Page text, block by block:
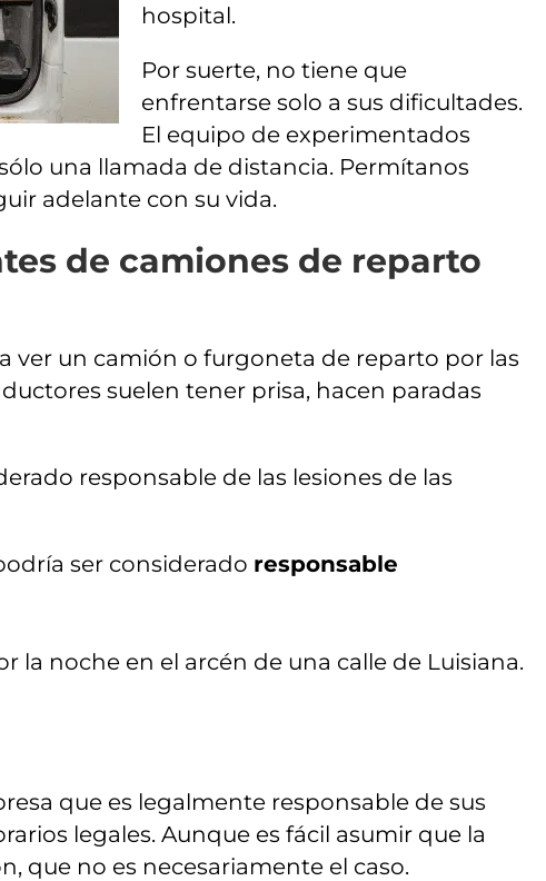
hospital.
Por suerte, no tiene que
enfrentarse solo a sus dificultades.
El equipo de experimentados
una llamada de distancia. Permítanos
adelante con su vida.
de camiones de reparto
ver un camión o furgoneta de reparto por las
suelen tener prisa, hacen paradas
responsable de las lesiones de las
ser considerado responsable
que es legalmente responsable de sus
legales. Aunque es fácil asumir que la
que no es necesariamente el caso.